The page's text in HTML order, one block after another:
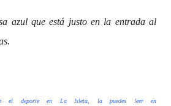
azul que está justo en la entrada al
el deporte en La Isleta, la puedes leer en